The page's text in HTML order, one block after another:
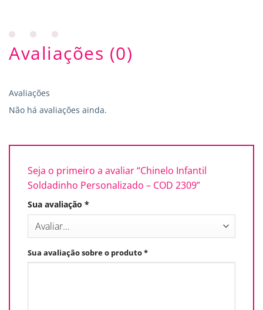
Avaliações (0)
Avaliações
Não há avaliações ainda.
Seja o primeiro a avaliar “Chinelo Infantil
Soldadinho Personalizado – COD 2309”
Sua avaliação *
Sua avaliação sobre o produto*